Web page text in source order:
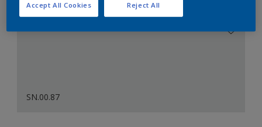
SN.00.87
Reject All
Accept All Cookies